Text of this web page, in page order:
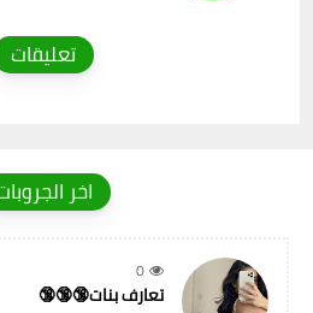
تعليقات
اخر
0
تعارف بنات🔞🔞🔞